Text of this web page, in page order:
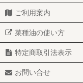
ご利用案内
菜種油の使い方
特定商取引法表示
お問い合せ